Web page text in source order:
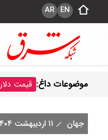
EN
AR
موضوعات داغ: قیمت دلار
جهان ۱۱ اردیبهشت ۱۴۰۴